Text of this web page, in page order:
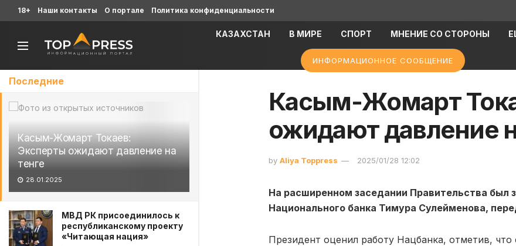
Последние
Касым-Жомарт Токаев:
Эксперты ожидают давление на
тенге
28.01.2025
МВД РК присоединилось к
республиканскому проекту
«Читающая нация»
18+ Наши контакты О портале Политика конфиденциальности
КАЗАХСТАН В МИРЕ СПОРТ МНЕНИЕ СО СТОРОНЫ
ИНФОРМАЦИОННОЕ СООБЩЕНИЕ
Касым-Жомарт
ожидают давление
by Aliya Toppress 2025/01/28 12:02
На расширенном заседании Правительства был
Национального банка Тимура Сулейменова,
Президент оценил работу Нацбанка, отметив, что